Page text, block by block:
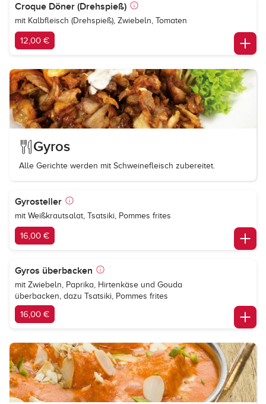
Croque Döner (Drehspieß)
mit Kalbfleisch (Drehspieß), Zwiebeln, Tomaten
12,00 €
Gyros
Alle Gerichte werden mit Schweinefleisch zubereitet.
Gyrosteller
mit Weißkrautsalat, Tsatsiki, Pommes frites
16,00 €
Gyros überbacken
mit Zwiebeln, Paprika, Hirtenkäse und Gouda
überbacken, dazu Tsatsiki, Pommes frites
16,00 €